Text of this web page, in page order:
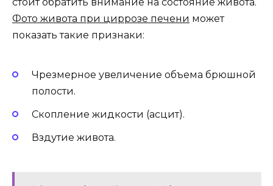
Фото живота при циррозе печени может
показать такие признаки:
Чрезмерное увеличение объема брюшной
полости.
Скопление жидкости (асцит).
Вздутие живота.